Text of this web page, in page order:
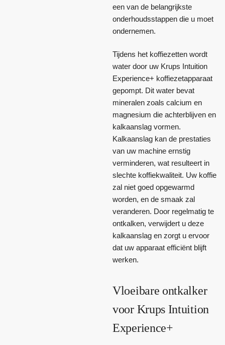
een van de belangrijkste
onderhoudsstappen die u moet
ondernemen.
Tijdens het koffiezetten wordt
water door uw Krups Intuition
Experience+ koffiezetapparaat
gepompt. Dit water bevat
mineralen zoals calcium en
magnesium die achterblijven en
kalkaanslag vormen.
Kalkaanslag kan de prestaties
van uw machine ernstig
verminderen, wat resulteert in
slechte koffiekwaliteit. Uw koffie
zal niet goed opgewarmd
worden, en de smaak zal
veranderen. Door regelmatig te
ontkalken, verwijdert u deze
kalkaanslag en zorgt u ervoor
dat uw apparaat efficiënt blijft
werken.
Vloeibare ontkalker
voor Krups Intuition
Experience+